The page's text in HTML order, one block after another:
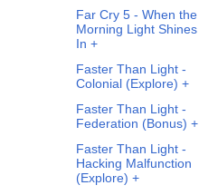
Far Cry 5 - When the
Morning Light Shines
In +
Faster Than Light -
Colonial (Explore) +
Faster Than Light -
Federation (Bonus) +
Faster Than Light -
Hacking Malfunction
(Explore) +